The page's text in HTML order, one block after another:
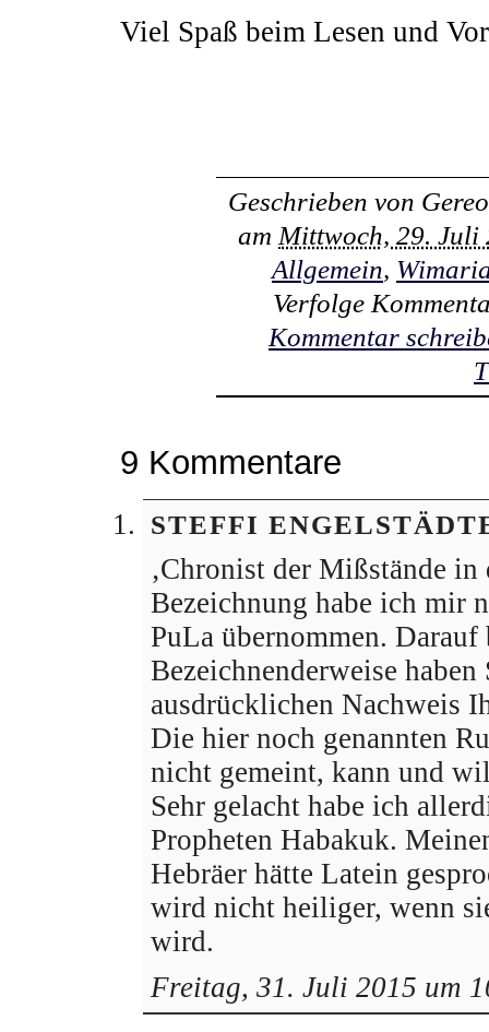
Viel Spaß beim Lesen und
Geschrieben von
am Mittwoch, 29. Juli
Allgemein,
Verfolge
Kommentar
9 Kommentare
STEFFI
‚Chronist der Mißstände in
Bezeichnung habe ich mir
PuLa übernommen.
Bezeichnenderweise
ausdrücklichen Nachweis
Die hier noch genannten
nicht gemeint, kann und
Sehr gelacht habe ich
Propheten Habakuk.
Hebräer hätte Latein
wird nicht heiliger, wenn
wird.
Freitag, 31. Juli 2015 um